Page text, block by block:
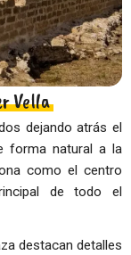
Vella
dejando atrás el
forma natural a la
como el centro
de todo el
destacan detalles